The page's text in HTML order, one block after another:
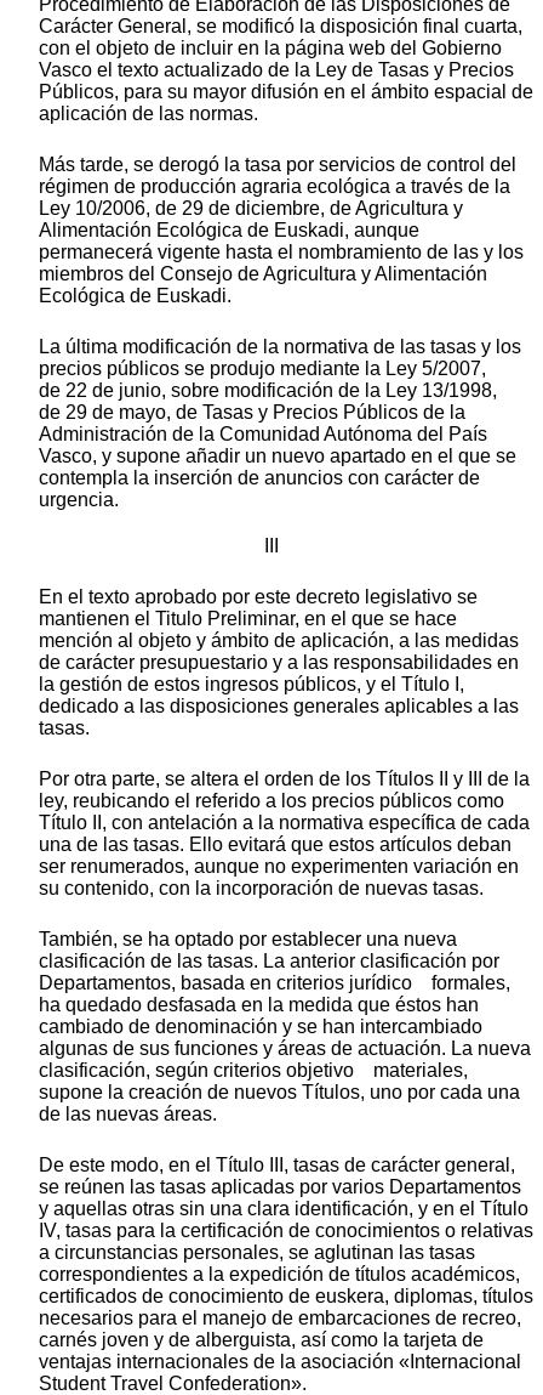
Procedimiento de Elaboración de las Disposiciones de
Carácter General, se modificó la disposición final cuarta,
con el objeto de incluir en la página web del Gobierno
Vasco el texto actualizado de la Ley de Tasas y Precios
Públicos, para su mayor difusión en el ámbito espacial de
aplicación de las normas.
Más tarde, se derogó la tasa por servicios de control del
régimen de producción agraria ecológica a través de la
Ley 10/2006, de 29 de diciembre, de Agricultura y
Alimentación Ecológica de Euskadi, aunque
permanecerá vigente hasta el nombramiento de las y los
miembros del Consejo de Agricultura y Alimentación
Ecológica de Euskadi.
La última modificación de la normativa de las tasas y los
precios públicos se produjo mediante la Ley 5/2007,
de 22 de junio, sobre modificación de la Ley 13/1998,
de 29 de mayo, de Tasas y Precios Públicos de la
Administración de la Comunidad Autónoma del País
Vasco, y supone añadir un nuevo apartado en el que se
contempla la inserción de anuncios con carácter de
urgencia.
En el texto aprobado por este decreto legislativo se
mantienen el Titulo Preliminar, en el que se hace
mención al objeto y ámbito de aplicación, a las medidas
de carácter presupuestario y a las responsabilidades en
la gestión de estos ingresos públicos, y el Título I,
dedicado a las disposiciones generales aplicables a las
tasas.
Por otra parte, se altera el orden de los Títulos II y III de la
ley, reubicando el referido a los precios públicos como
Título II, con antelación a la normativa específica de cada
una de las tasas. Ello evitará que estos artículos deban
ser renumerados, aunque no experimenten variación en
su contenido, con la incorporación de nuevas tasas.
También, se ha optado por establecer una nueva
clasificación de las tasas. La anterior clasificación por
Departamentos, basada en criterios jurídico formales,
ha quedado desfasada en la medida que éstos han
cambiado de denominación y se han intercambiado
algunas de sus funciones y áreas de actuación. La nueva
clasificación, según criterios objetivo materiales,
supone la creación de nuevos Títulos, uno por cada una
de las nuevas áreas.
De este modo, en el Título III, tasas de carácter general,
se reúnen las tasas aplicadas por varios Departamentos
y aquellas otras sin una clara identificación, y en el Título
IV, tasas para la certificación de conocimientos o relativas
a circunstancias personales, se aglutinan las tasas
correspondientes a la expedición de títulos académicos,
certificados de conocimiento de euskera, diplomas, títulos
necesarios para el manejo de embarcaciones de recreo,
carnés joven y de alberguista, así como la tarjeta de
ventajas internacionales de la asociación «Internacional
Student Travel Confederation».